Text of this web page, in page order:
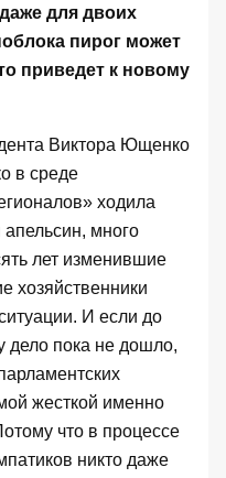
для двоих
пирог может
приведет к новому
Виктора Ющенко
в среде
ходила
много
лет изменившие
хозяйственники
И если до
дело пока не дошло,
жесткой именно
что в процессе
никто даже